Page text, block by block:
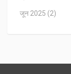
जून 2025 (2)